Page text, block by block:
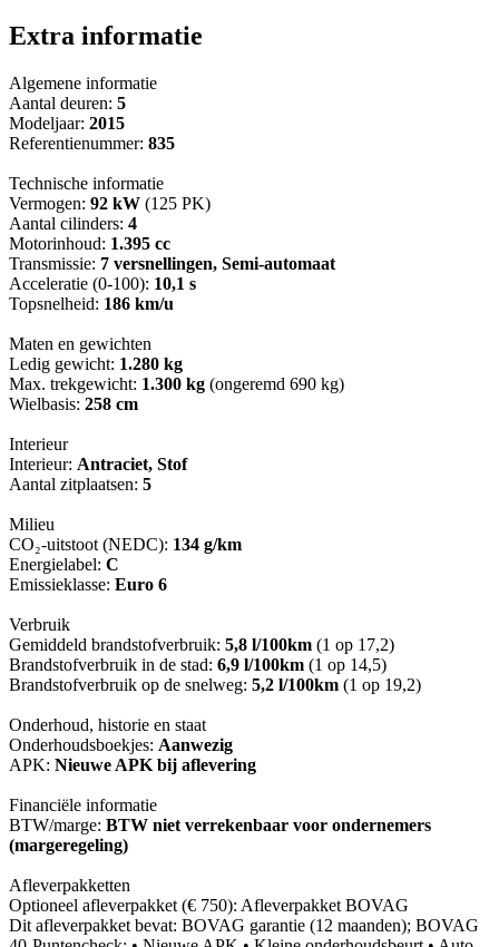
Extra informatie
Algemene informatie
Aantal deuren: 5
Modeljaar: 2015
Referentienummer: 835
Technische informatie
Vermogen: 92 kW (125 PK)
Aantal cilinders: 4
Motorinhoud: 1.395 cc
Transmissie: 7 versnellingen, Semi-automaat
Acceleratie (0-100): 10,1 s
Topsnelheid: 186 km/u
Maten en gewichten
Ledig gewicht: 1.280 kg
Max. trekgewicht: 1.300 kg (ongeremd 690 kg)
Wielbasis: 258 cm
Interieur
Interieur: Antraciet, Stof
Aantal zitplaatsen: 5
Milieu
CO₂-uitstoot (NEDC): 134 g/km
Energielabel: C
Emissieklasse: Euro 6
Verbruik
Gemiddeld brandstofverbruik: 5,8 l/100km (1 op 17,2)
Brandstofverbruik in de stad: 6,9 l/100km (1 op 14,5)
Brandstofverbruik op de snelweg: 5,2 l/100km (1 op 19,2)
Onderhoud, historie en staat
Onderhoudsboekjes: Aanwezig
APK: Nieuwe APK bij aflevering
Financiële informatie
BTW/marge: BTW niet verrekenbaar voor ondernemers
(margeregeling)
Afleverpakketten
Optioneel afleverpakket (€ 750): Afleverpakket BOVAG
Dit afleverpakket bevat: BOVAG garantie (12 maanden); BOVAG